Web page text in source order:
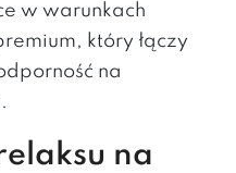
w warunkach
który łączy
na
na